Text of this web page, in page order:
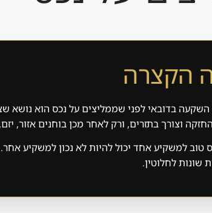
הקצרה
בדובאי לפני שממליצים על נכס הוא נושא
וצורך בתזרים, ורק לאחר מכן בוחנים אזור, יזם,
טוב למשקיע אחד יכול להיות לא נכון למשקיע
שונות לחלוטין.